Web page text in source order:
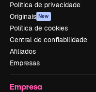
Política de privacidade
Originais New
Política de cookies
Central de confiabilidade
Afiliados
Empresas
Empresa